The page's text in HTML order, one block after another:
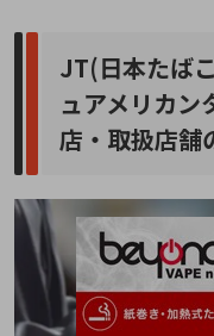
JT(日本たば
ュアメリカン
店・取扱店舗